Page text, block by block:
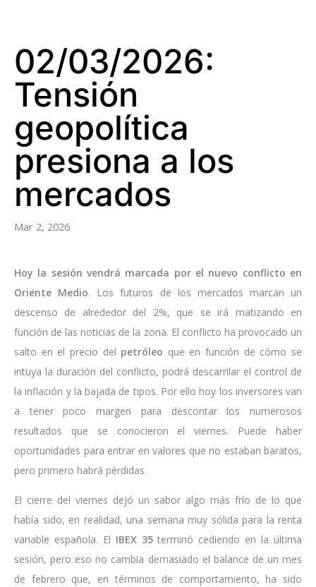
02/03/2026:
Tensión
geopolítica
presiona a los
mercados
Mar 2, 2026
Hoy la sesión vendrá marcada por el nuevo conflicto en
Oriente Medio. Los futuros de los mercados marcan un
descenso de alrededor del 2%, que se irá matizando en
función de las noticias de la zona. El conflicto ha provocado un
salto en el precio del petróleo que en función de cómo se
intuya la duración del conflicto, podrá descarrilar el control de
la inflación y la bajada de tipos. Por ello hoy los inversores van
a tener poco margen para descontar los numerosos
resultados que se conocieron el viernes. Puede haber
oportunidades para entrar en valores que no estaban baratos,
pero primero habrá pérdidas.
El cierre del viernes dejó un sabor algo más frío de lo que
había sido, en realidad, una semana muy sólida para la renta
variable española. El IBEX 35 terminó cediendo en la última
sesión, pero eso no cambia demasiado el balance de un mes
de febrero que, en términos de comportamiento, ha sido